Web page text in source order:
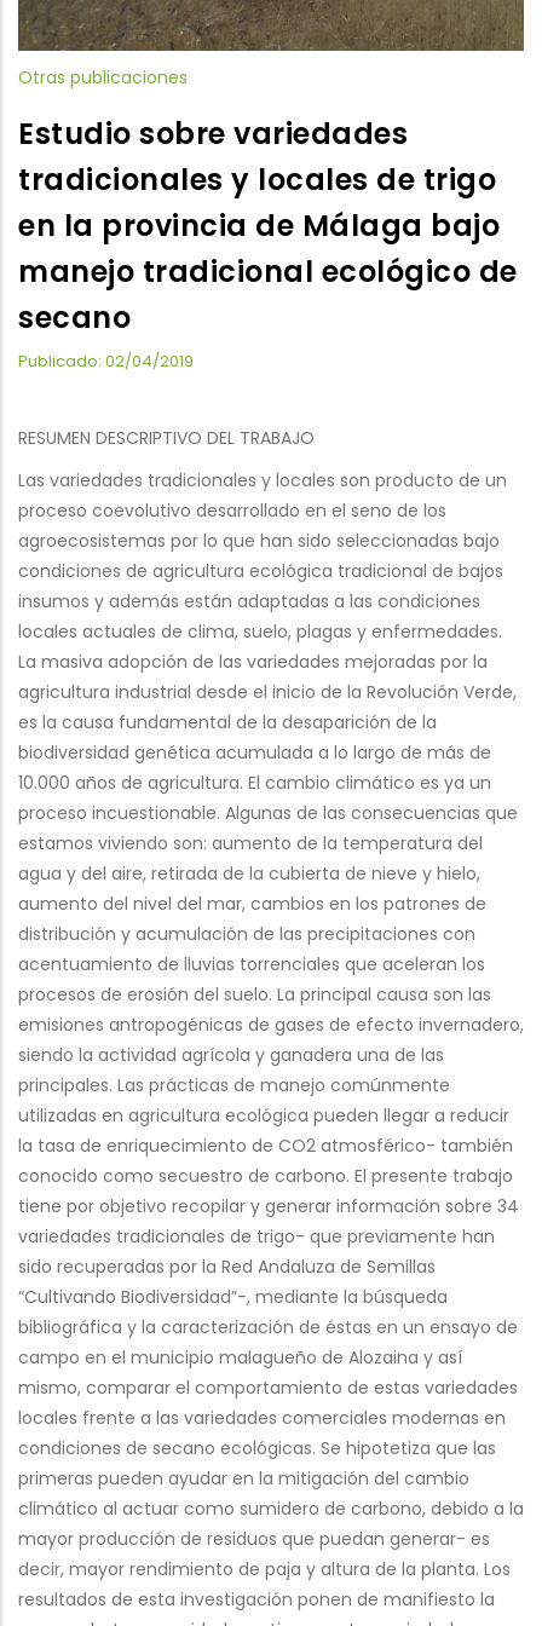
Otras publicaciones
Estudio sobre variedades
tradicionales y locales de trigo
en la provincia de Málaga bajo
manejo tradicional ecológico de
secano
Publicado: 02/04/2019
RESUMEN DESCRIPTIVO DEL TRABAJO
Las variedades tradicionales y locales son producto de un
proceso coevolutivo desarrollado en el seno de los
agroecosistemas por lo que han sido seleccionadas bajo
condiciones de agricultura ecológica tradicional de bajos
insumos y además están adaptadas a las condiciones
locales actuales de clima, suelo, plagas y enfermedades.
La masiva adopción de las variedades mejoradas por la
agricultura industrial desde el inicio de la Revolución Verde,
es la causa fundamental de la desaparición de la
biodiversidad genética acumulada a lo largo de más de
10.000 años de agricultura. El cambio climático es ya un
proceso incuestionable. Algunas de las consecuencias que
estamos viviendo son: aumento de la temperatura del
agua y del aire, retirada de la cubierta de nieve y hielo,
aumento del nivel del mar, cambios en los patrones de
distribución y acumulación de las precipitaciones con
acentuamiento de lluvias torrenciales que aceleran los
procesos de erosión del suelo. La principal causa son las
emisiones antropogénicas de gases de efecto invernadero,
siendo la actividad agrícola y ganadera una de las
principales. Las prácticas de manejo comúnmente
utilizadas en agricultura ecológica pueden llegar a reducir
la tasa de enriquecimiento de CO2 atmosférico- también
conocido como secuestro de carbono. El presente trabajo
tiene por objetivo recopilar y generar información sobre 34
variedades tradicionales de trigo- que previamente han
sido recuperadas por la Red Andaluza de Semillas
“Cultivando Biodiversidad”-, mediante la búsqueda
bibliográfica y la caracterización de éstas en un ensayo de
campo en el municipio malagueño de Alozaina y así
mismo, comparar el comportamiento de estas variedades
locales frente a las variedades comerciales modernas en
condiciones de secano ecológicas. Se hipotetiza que las
primeras pueden ayudar en la mitigación del cambio
climático al actuar como sumidero de carbono, debido a la
mayor producción de residuos que puedan generar- es
decir, mayor rendimiento de paja y altura de la planta. Los
resultados de esta investigación ponen de manifiesto la